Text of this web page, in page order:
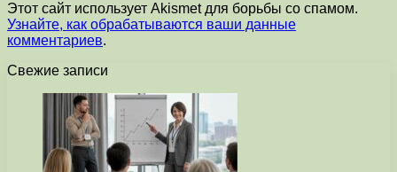
Этот сайт использует Akismet для борьбы со спамом.
Узнайте, как обрабатываются ваши данные
комментариев.
Свежие записи